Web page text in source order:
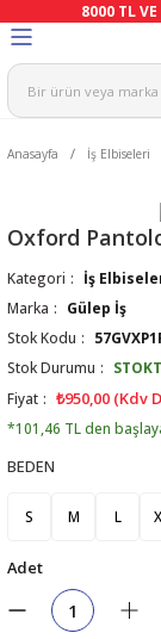
8000 TL VE
Tulum
Eldivenler
Eldiven
Ve Vizör
Anasayfa İş Elbiseleri
Oxford
Kategori İş
Marka
Gülep İş
Stok Kodu
Stok Durumu
Fiyat
₺950,00 (Kdv
*101,46 TL den
BEDEN
S M L
Adet